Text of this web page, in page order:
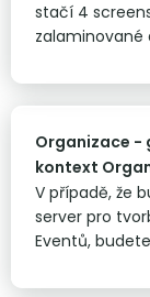
stačí 4
zalaminované
vysvětlování.
Organizace -
kontext
V případě, že
server pro
Eventů,
rozlišovat